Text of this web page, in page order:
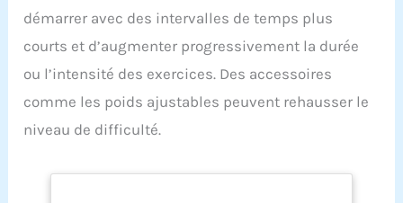
démarrer avec des intervalles de temps plus
courts et d’augmenter progressivement la durée
ou l’intensité des exercices. Des accessoires
comme les poids ajustables peuvent rehausser le
niveau de difficulté.